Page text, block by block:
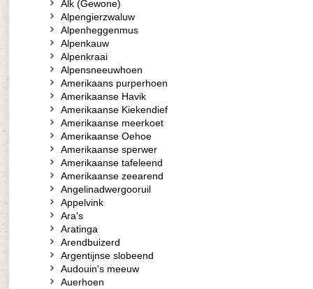
Alk (Gewone)
Alpengierzwaluw
Alpenheggenmus
Alpenkauw
Alpenkraai
Alpensneeuwhoen
Amerikaans purperhoen
Amerikaanse Havik
Amerikaanse Kiekendief
Amerikaanse meerkoet
Amerikaanse Oehoe
Amerikaanse sperwer
Amerikaanse tafeleend
Amerikaanse zeearend
Angelinadwergooruil
Appelvink
Ara's
Aratinga
Arendbuizerd
Argentijnse slobeend
Audouin's meeuw
Auerhoen